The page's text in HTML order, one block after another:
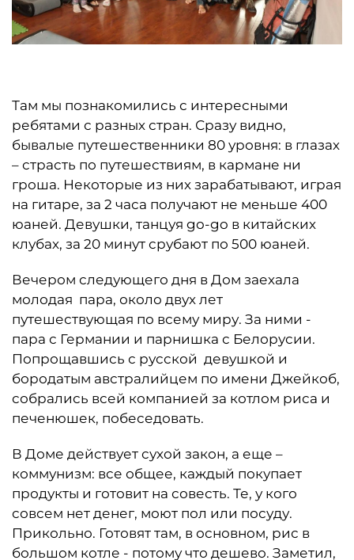
Там мы познакомились с интересными
ребятами с разных стран. Сразу видно,
бывалые путешественники 80 уровня: в глазах
– страсть по путешествиям, в кармане ни
гроша. Некоторые из них зарабатывают, играя
на гитаре, за 2 часа получают не меньше 400
юаней. Девушки, танцуя go-go в китайских
клубах, за 20 минут срубают по 500 юаней.
Вечером следующего дня в Дом заехала
молодая пара, около двух лет
путешествующая по всему миру. За ними -
пара с Германии и парнишка с Белорусии.
Попрощавшись с русской девушкой и
бородатым австралийцем по имени Джейкоб,
собрались всей компанией за котлом риса и
печенюшек, побеседовать.
В Доме действует сухой закон, а еще –
коммунизм: все общее, каждый покупает
продукты и готовит на совесть. Те, у кого
совсем нет денег, моют пол или посуду.
Прикольно. Готовят там, в основном, рис в
большом котле - потому что дешево. Заметил,